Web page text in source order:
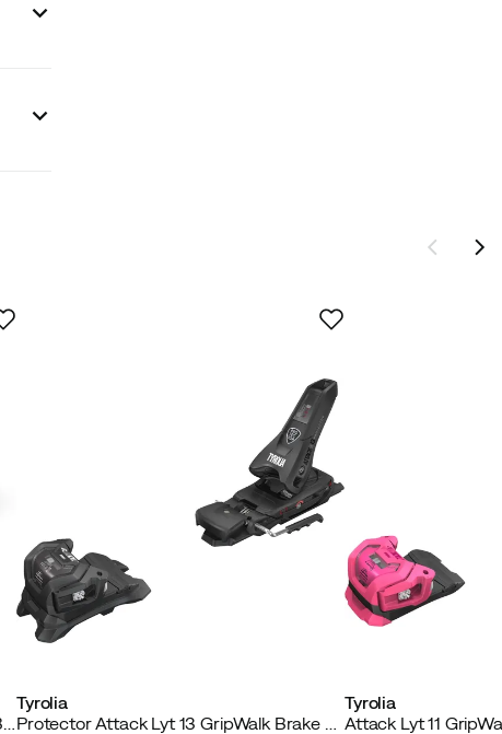
Griffon X 13 MWerks 120mm Graphite Black
Tyrolia
Protector Attack Lyt 13 GripWalk Brake Width: 110 Matte Black
Tyrolia